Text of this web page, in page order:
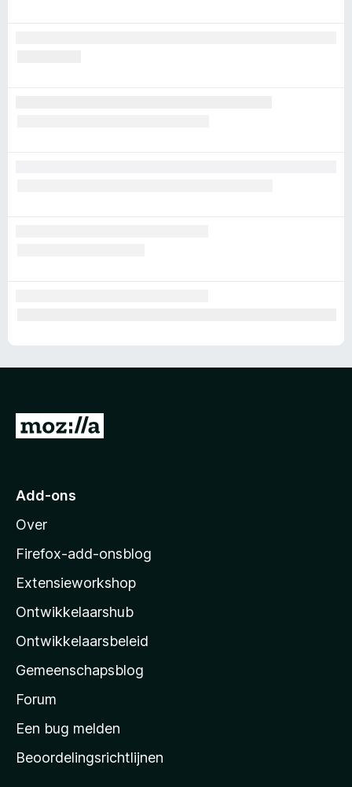
N
r
o
z
l
l
a
s
s
t
r
Add-ons
Over
Firefox-add-onsblog
Extensieworkshop
Ontwikkelaarshub
Ontwikkelaarsbeleid
Gemeenschapsblog
Forum
Een bug melden
Beoordelingsrichtlijnen